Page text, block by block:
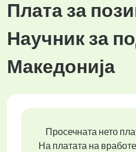
Плата за
Научник за
Македонија
Просечната нето
На платата на